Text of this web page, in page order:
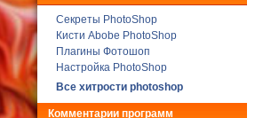
Секреты PhotoShop
Кисти Abobe PhotoShop
Плагины Фотошоп
Настройка PhotoShop
Все хитрости photoshop
Комментарии программ